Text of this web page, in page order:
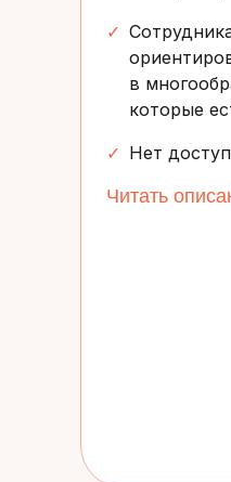
Читать
✓ Нет
✓
в
которые